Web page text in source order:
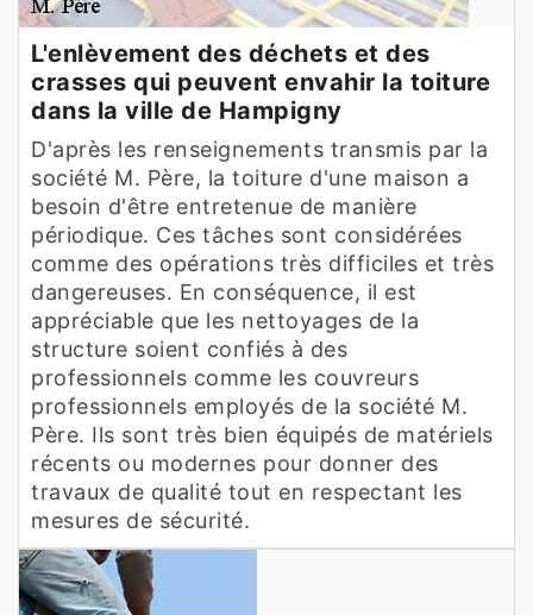
L'enlèvement des déchets et des
crasses qui peuvent envahir la toiture
dans la ville de Hampigny
D'après les renseignements transmis par la
société M. Père, la toiture d'une maison a
besoin d'être entretenue de manière
périodique. Ces tâches sont considérées
comme des opérations très difficiles et très
dangereuses. En conséquence, il est
appréciable que les nettoyages de la
structure soient confiés à des
professionnels comme les couvreurs
professionnels employés de la société M.
Père. Ils sont très bien équipés de matériels
récents ou modernes pour donner des
travaux de qualité tout en respectant les
mesures de sécurité.